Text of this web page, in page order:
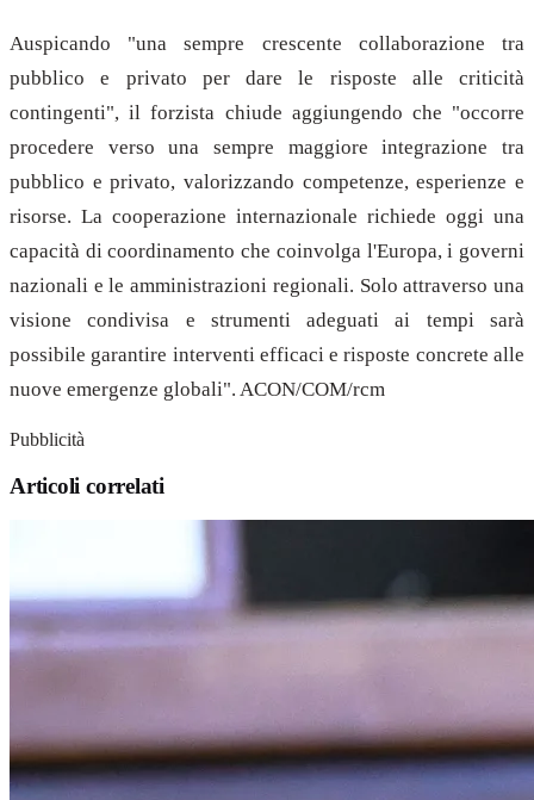
Auspicando "una sempre crescente collaborazione tra
pubblico e privato per dare le risposte alle criticità
contingenti", il forzista chiude aggiungendo che "occorre
procedere verso una sempre maggiore integrazione tra
pubblico e privato, valorizzando competenze, esperienze e
risorse. La cooperazione internazionale richiede oggi una
capacità di coordinamento che coinvolga l'Europa, i governi
nazionali e le amministrazioni regionali. Solo attraverso una
visione condivisa e strumenti adeguati ai tempi sarà
possibile garantire interventi efficaci e risposte concrete alle
nuove emergenze globali". ACON/COM/rcm
Pubblicità
Articoli correlati